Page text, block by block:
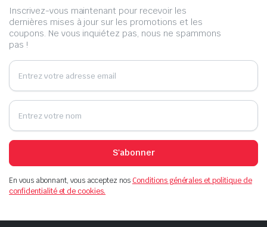
Inscrivez-vous maintenant pour recevoir les
dernières mises à jour sur les promotions et les
coupons. Ne vous inquiétez pas, nous ne spammons
pas !
S'abonner
En vous abonnant, vous acceptez nosConditions générales et politique de
confidentialité et de cookies.